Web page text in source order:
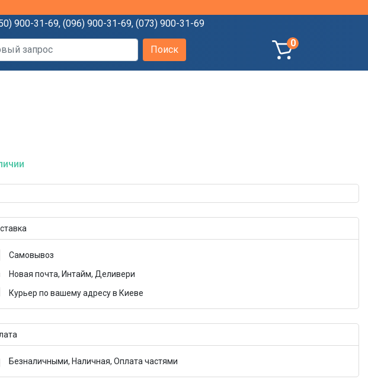
900-31-69, (096) 900-31-69, (073) 900-31-69
0
Самовывоз
Новая почта, Интайм, Деливери
Курьер по вашему адресу в Киеве
Безналичными, Наличная, Оплата частями